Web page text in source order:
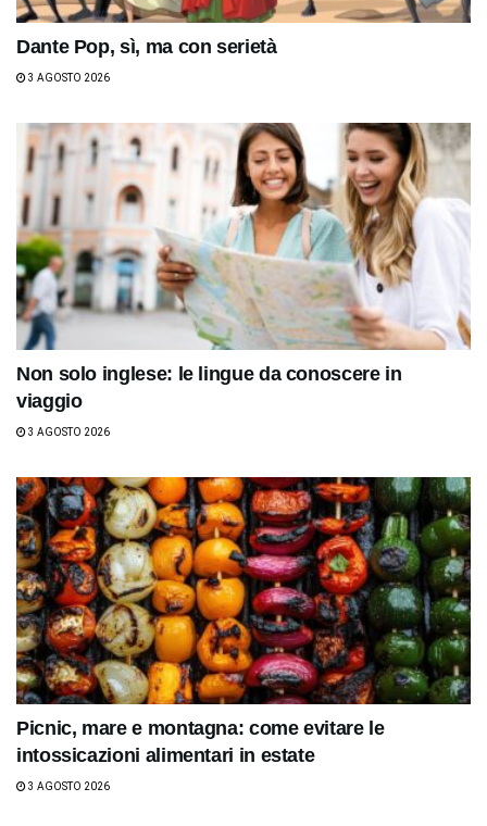
Dante Pop, sì, ma con serietà
3 AGOSTO 2026
Non solo inglese: le lingue da conoscere in
viaggio
3 AGOSTO 2026
Picnic, mare e montagna: come evitare le
intossicazioni alimentari in estate
3 AGOSTO 2026